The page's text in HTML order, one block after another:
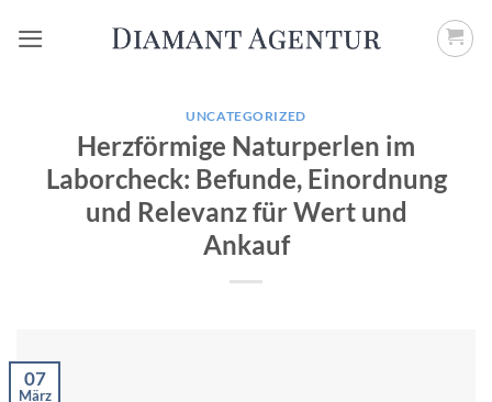
Inhalt
UNCATEGORIZED
Herzförmige Naturperlen im
Laborcheck: Befunde, Einordnung
und Relevanz für Wert und
Ankauf
07
März